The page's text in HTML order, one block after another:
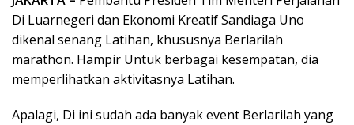
Di Luarnegeri dan Ekonomi Kreatif Sandiaga Uno
dikenal senang Latihan, khususnya Berlarilah
marathon. Hampir Untuk berbagai kesempatan, dia
memperlihatkan aktivitasnya Latihan.
Apalagi, Di ini sudah ada banyak event Berlarilah yang